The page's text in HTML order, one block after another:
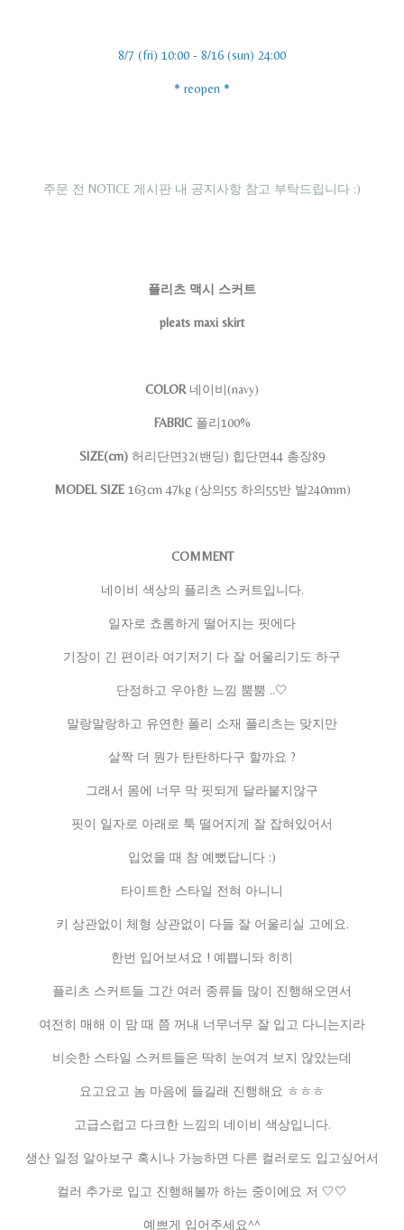
8/7 (fri) 10:00 - 8/16 (sun) 24:00
* reopen *
주문 전 NOTICE 게시판 내 공지사항 참고 부탁드립니다 :)
플리츠 맥시 스커트
pleats maxi skirt
COLOR 네이비(navy)
FABRIC폴리100%
SIZE(cm) 허리단면32(밴딩) 힙단면44 총장89
MODEL SIZE163cm 47kg (상의55 하의55반 발240mm)
COMMENT
네이비 색상의 플리츠 스커트입니다.
일자로 쵸롬하게 떨어지는 핏에다
기장이 긴 편이라 여기저기 다 잘 어울리기도 하구
단정하고 우아한 느낌 뿜뿜 ..🤍
말랑말랑하고 유연한 폴리 소재 플리츠는 맞지만
살짝 더 뭔가 탄탄하다구 할까요 ?
그래서 몸에 너무 막 핏되게 달라붙지않구
핏이 일자로 아래로 툭 떨어지게 잘 잡혀있어서
입었을 때 참 예뻤답니다 :)
타이트한 스타일 전혀 아니니
키 상관없이 체형 상관없이 다들 잘 어울리실 고에요.
한번 입어보셔요 ! 예쁩니돠 히히
플리츠 스커트들 그간 여러 종류들 많이 진행해오면서
여전히 매해 이 맘 때 쯤 꺼내 너무너무 잘 입고 다니는지라
비슷한 스타일 스커트들은 딱히 눈여겨 보지 않았는데
요고요고 놈 마음에 들길래 진행해요 ㅎㅎㅎ
고급스럽고 다크한 느낌의 네이비 색상입니다.
생산 일정 알아보구 혹시나 가능하면 다른 컬러로도 입고싶어서
컬러 추가로 입고 진행해볼까 하는 중이에요 저 🤍🤍
예쁘게 입어주세요^^